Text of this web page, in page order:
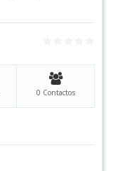
0 Contactos